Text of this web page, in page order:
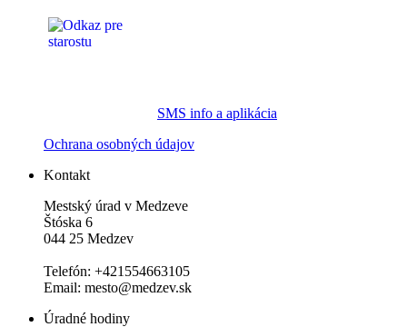
SMS info a aplikácia
Ochrana osobných údajov
Kontakt
Mestský úrad v Medzeve
Štóska 6
044 25 Medzev
Telefón: +421554663105
Email: mesto@medzev.sk
Úradné hodiny